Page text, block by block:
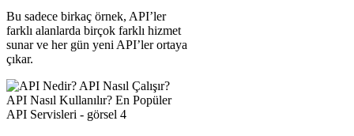
Bu sadece birkaç örnek, API’ler
farklı alanlarda birçok farklı hizmet
sunar ve her gün yeni API’ler ortaya
çıkar.